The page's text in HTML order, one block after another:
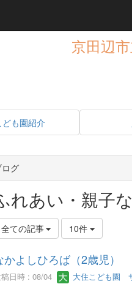
京田辺
ども園紹介
ログ
れあい・親子
全ての記事 10件
かよしひろば（2歳児）
日時 : 08/04 大住こども園